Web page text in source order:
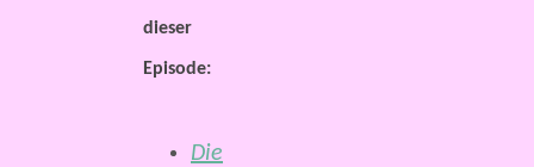
dieser
Episode:
Die